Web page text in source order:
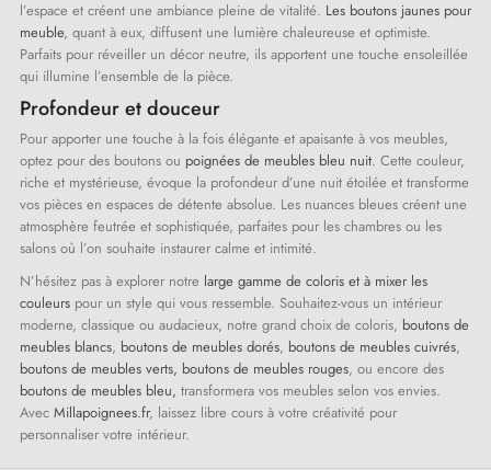
l’espace et créent une ambiance pleine de vitalité. Les boutons jaunes pour
meuble, quant à eux, diffusent une lumière chaleureuse et optimiste.
Parfaits pour réveiller un décor neutre, ils apportent une touche ensoleillée
qui illumine l’ensemble de la pièce.
Profondeur et douceur
Pour apporter une touche à la fois élégante et apaisante à vos meubles,
optez pour des boutons ou poignées de meubles bleu nuit. Cette couleur,
riche et mystérieuse, évoque la profondeur d’une nuit étoilée et transforme
vos pièces en espaces de détente absolue. Les nuances bleues créent une
atmosphère feutrée et sophistiquée, parfaites pour les chambres ou les
salons où l’on souhaite instaurer calme et intimité.
N’hésitez pas à explorer notre large gamme de coloris et à mixer les
couleurs pour un style qui vous ressemble. Souhaitez-vous un intérieur
moderne, classique ou audacieux, notre grand choix de coloris, boutons de
meubles blancs, boutons de meubles dorés, boutons de meubles cuivrés,
boutons de meubles verts, boutons de meubles rouges, ou encore des
boutons de meubles bleu, transformera vos meubles selon vos envies.
Avec Millapoignees.fr, laissez libre cours à votre créativité pour
personnaliser votre intérieur.